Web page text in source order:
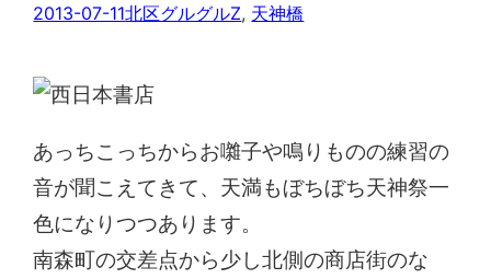
2013-07-11北区グルグルZ, 天神橋
あっちこっちからお囃子や鳴りものの練習の
音が聞こえてきて、天満もぼちぼち天神祭一
色になりつつあります。
南森町の交差点から少し北側の商店街のな